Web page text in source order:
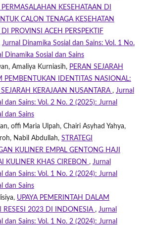
PERMASALAHAN KESEHATAAN DI
CALON TENAGA KESEHATAN
PROVINSI ACEH PERSPEKTIF
Jurnal Dinamika Sosial dan Sains: Vol. 1 No.
Dinamika Sosial dan Sains
Amaliya Kurniasih, PERAN SEJARAH
PEMBENTUKAN IDENTITAS NASIONAL:
KERAJAAN NUSANTARA , Jurnal
dan Sains: Vol. 2 No. 2 (2025): Jurnal
dan Sains
offi Maria Ulpah, Chairi Asyhad Yahya,
Nabil Abdullah, STRATEGI
KULINER EMPAL GENTONG HAJI
KULINER KHAS CIREBON , Jurnal
dan Sains: Vol. 1 No. 2 (2024): Jurnal
dan Sains
UPAYA PEMERINTAH DALAM
RESESI 2023 DI INDONESIA , Jurnal
dan Sains: Vol. 1 No. 2 (2024): Jurnal